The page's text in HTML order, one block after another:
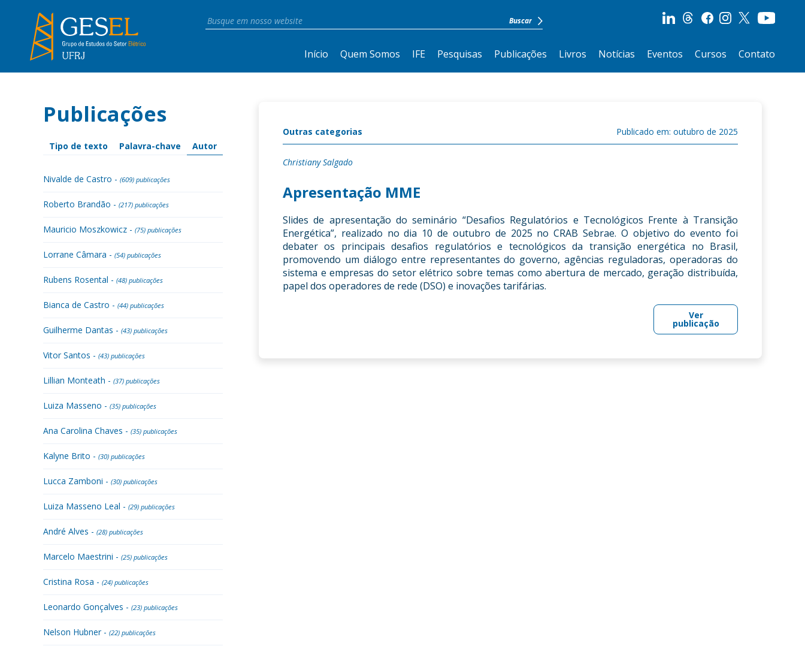
Início Quem Somos IFE Pesquisas Publicações Livros Notícias Eventos Cursos Contato
Publicações
Tipo de texto Palavra-chave Autor
Nivalde de Castro - (609) publicações
Roberto Brandão - (217) publicações
Mauricio Moszkowicz - (75) publicações
Lorrane Câmara - (54) publicações
Rubens Rosental - (48) publicações
Bianca de Castro - (44) publicações
Guilherme Dantas - (43) publicações
Vitor Santos - (43) publicações
Lillian Monteath - (37) publicações
Luiza Masseno - (35) publicações
Ana Carolina Chaves - (35) publicações
Kalyne Brito - (30) publicações
Lucca Zamboni - (30) publicações
Luiza Masseno Leal - (29) publicações
André Alves - (28) publicações
Marcelo Maestrini - (25) publicações
Cristina Rosa - (24) publicações
Leonardo Gonçalves - (23) publicações
Nelson Hubner - (22) publicações
Outras categorias Publicado em: outubro de 2025
Christiany Salgado
Apresentação MME
Slides de apresentação do seminário “Desafios Regulatórios e Tecnológicos Frente à Transição
Energética”, realizado no dia 10 de outubro de 2025 no CRAB Sebrae. O objetivo do evento foi
debater os principais desafios regulatórios e tecnológicos da transição energética no Brasil,
promovendo um diálogo entre representantes do governo, agências reguladoras, operadoras do
sistema e empresas do setor elétrico sobre temas como abertura de mercado, geração distribuída,
papel dos operadores de rede (DSO) e inovações tarifárias.
Ver
publicação